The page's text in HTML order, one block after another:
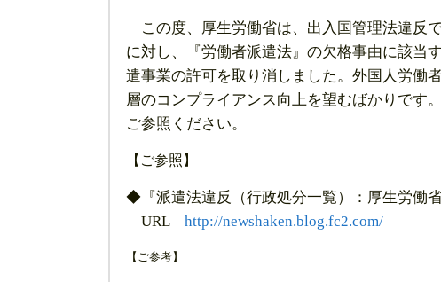
この度、厚生労働省は、出入国管理法違反
に対し、『労働者派遣法』の欠格事由に該当
遣事業の許可を取り消しました。外国人労働
層のコンプライアンス向上を望むばかりです
ご参照ください。
【ご参照】
◆『派遣法違反（行政処分一覧）：厚生労働省
URL http://newshaken.blog.fc2.com/
【ご参考】